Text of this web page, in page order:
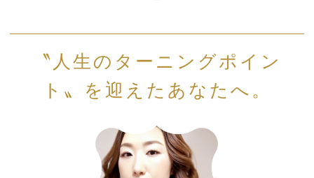
〝人生のターニングポイン
ト〟を迎えたあなたへ。